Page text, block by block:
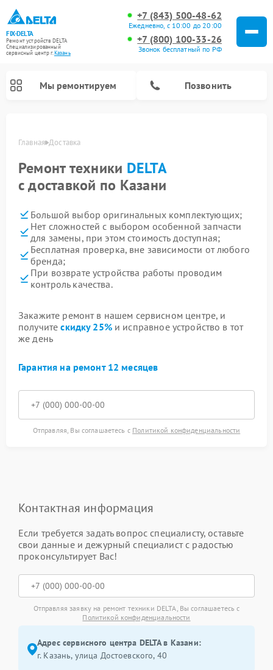
FIX-DELTA
Ремонт устройств DELTA
Специализированный
cервисный центр г.Казань
+7 (843) 500-48-62
Ежедневно, с 10:00 до 20:00
+7 (800) 100-33-26
Звонок бесплатный по РФ
Мы ремонтируем Позвонить
Главная Доставка
Ремонт техники DELTA
с доставкой по Казани
Большой выбор оригинальных комплектующих;
Нет сложностей с выбором особенной запчасти
для замены, при этом стоимость доступная;
Бесплатная проверка, вне зависимости от любого
бренда;
При возврате устройства работы проводим
контроль качества.
Закажите ремонт в нашем сервисном центре, и
получитескидку 25%и исправное устройство в тот
же день
Гарантия на ремонт 12 месяцев
Отправляя, Вы соглашаетесь с Политикой конфиденциальности
Контактная информация
Если требуется задать вопрос специалисту, оставьте
свои данные и дежурный специалист с радостью
проконсультирует Вас!
Отправляя заявку на ремонт техники DELTA, Вы соглашаетесь с
Политикой конфиденциальности
Адрес сервисного центра DELTA в Казани:
г. Казань, улица Достоевского, 40